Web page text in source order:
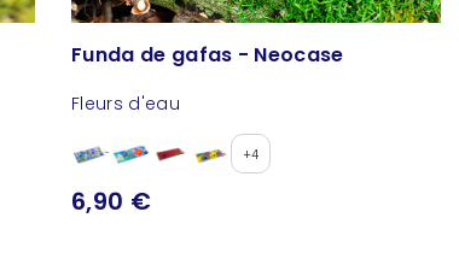
Funda de gafas - Neocase
Fleurs d'eau
+4
6,90 €